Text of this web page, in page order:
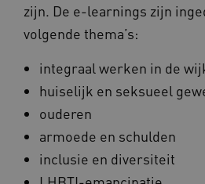
zijn. De e-learnings zijn
volgende thema’s:
integraal werken in de
huiselijk en seksueel
ouderen
armoede en schulden
inclusie en diversiteit
CookieScriptConsent